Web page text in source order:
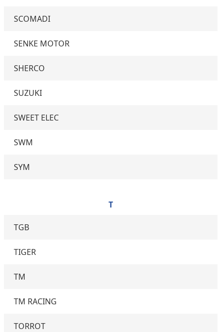
SCOMADI
SENKE MOTOR
SHERCO
SUZUKI
SWEET ELEC
SWM
SYM
T
TGB
TIGER
TM
TM RACING
TORROT